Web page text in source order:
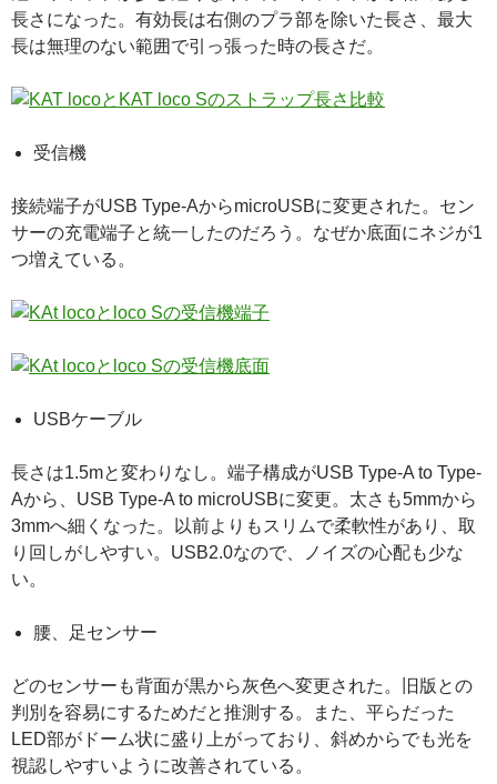
長さになった。有効長は右側のプラ部を除いた長さ、最大
長は無理のない範囲で引っ張った時の長さだ。
受信機
接続端子がUSB Type-AからmicroUSBに変更された。セン
サーの充電端子と統一したのだろう。なぜか底面にネジが1
つ増えている。
USBケーブル
長さは1.5mと変わりなし。端子構成がUSB Type-A to Type-
Aから、USB Type-A to microUSBに変更。太さも5mmから
3mmへ細くなった。以前よりもスリムで柔軟性があり、取
り回しがしやすい。USB2.0なので、ノイズの心配も少な
い。
腰、足センサー
どのセンサーも背面が黒から灰色へ変更された。旧版との
判別を容易にするためだと推測する。また、平らだった
LED部がドーム状に盛り上がっており、斜めからでも光を
視認しやすいように改善されている。